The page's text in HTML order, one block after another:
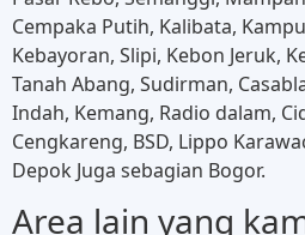
Cempaka Putih, Kalibata,
Kebayoran, Slipi, Kebon Jeruk,
Tanah Abang, Sudirman,
Indah, Kemang, Radio dalam,
Cengkareng, BSD, Lippo
Depok Juga sebagian Bogor.
Area lain yang